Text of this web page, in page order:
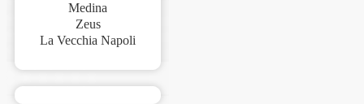
Medina
Zeus
La Vecchia Napoli